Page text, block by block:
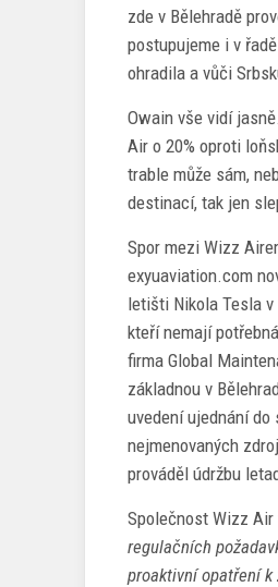
zde v Bělehradě
postupujeme i v
ohradila a vůči
Owain vše vidí
Air o 20% oproti
trable může sám,
destinací, tak jen
Spor mezi Wizz
exyuaviation.com
letišti Nikola Tesla
kteří nemají
firma Global
základnou v
uvedení ujednání
nejmenovaných
prováděl údržbu
Společnost Wizz
regulačních
proaktivní opatření